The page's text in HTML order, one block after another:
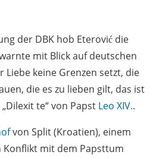
der DBK hob Eterović die
mit Blick auf deutschen
Liebe keine Grenzen setzt, die
die es zu lieben gilt, das ist
te“ von Papst Leo XIV..
von Split (Kroatien), einem
Konflikt mit dem Papsttum